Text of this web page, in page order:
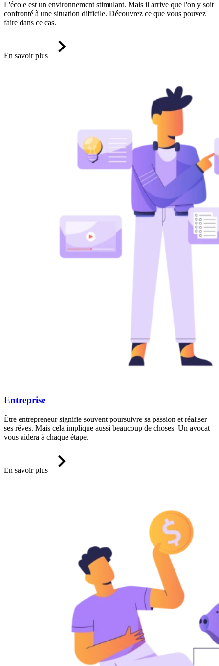
L'école est un environnement stimulant. Mais il arrive que l'on y soit
confronté à une situation difficile. Découvrez ce que vous pouvez
faire dans ce cas.
En savoir plus
Entreprise
Être entrepreneur signifie souvent poursuivre sa passion et réaliser
ses rêves. Mais cela implique aussi beaucoup de choses. Un avocat
vous aidera à chaque étape.
En savoir plus